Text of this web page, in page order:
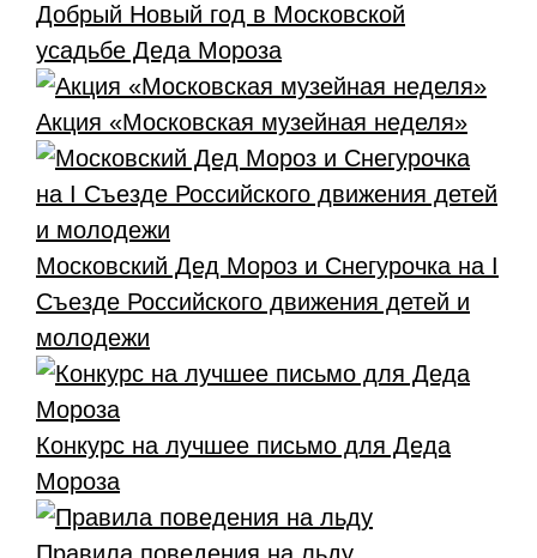
Добрый Новый год в Московской
усадьбе Деда Мороза
Акция «Московская музейная неделя»
Московский Дед Мороз и Снегурочка на I
Съезде Российского движения детей и
молодежи
Конкурс на лучшее письмо для Деда
Мороза